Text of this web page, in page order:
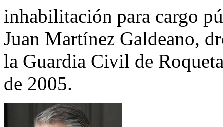
inhabilitación para cargo
Juan Martínez Galdeano,
la Guardia Civil de
de 2005.